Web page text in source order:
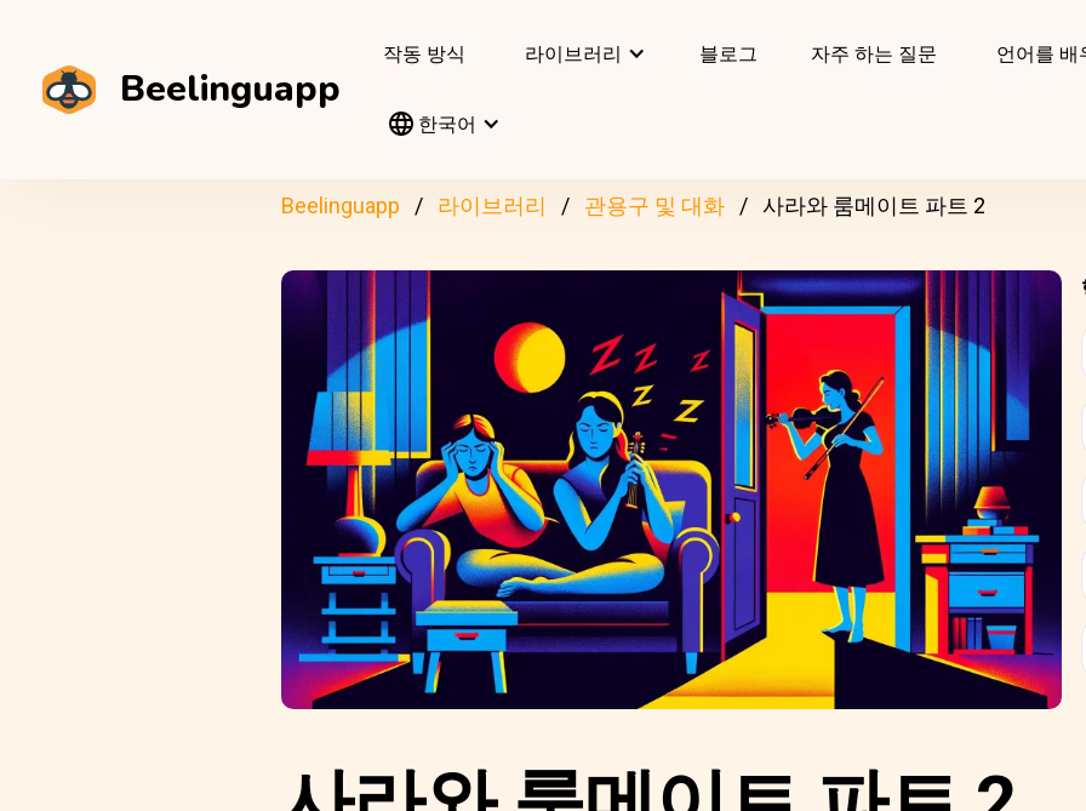
Beelinguapp
작동 방식 라이브러리 블로그 자주 하는 질문 언어를 배
한국어
Beelinguapp 라이브러리 관용구 및 대화 사라와 룸메이트 파트 2